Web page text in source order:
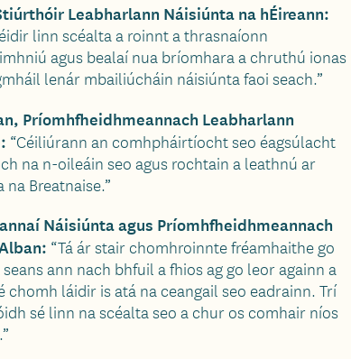
Leabharlann Náisiúnta na hÉireann:
linn scéalta a roinnt a thrasnaíonn
agus bealaí nua bríomhara a chruthú ionas
lenár mbailiúcháin náisiúnta faoi seach.”
Príomhfheidhmeannach Leabharlann
“Céiliúrann an comhpháirtíocht seo éagsúlacht
na n-oileáin seo agus rochtain a leathnú ar
Breatnaise.”
Náisiúnta agus Príomhfheidhmeannach
“Tá ár stair chomhroinnte fréamhaithe go
ann nach bhfuil a fhios ag go leor againn a
chomh láidir is atá na ceangail seo eadrainn. Trí
sé linn na scéalta seo a chur os comhair níos